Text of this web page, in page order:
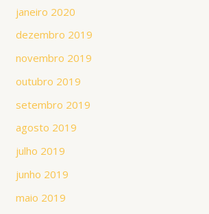
janeiro 2020
dezembro 2019
novembro 2019
outubro 2019
setembro 2019
agosto 2019
julho 2019
junho 2019
maio 2019